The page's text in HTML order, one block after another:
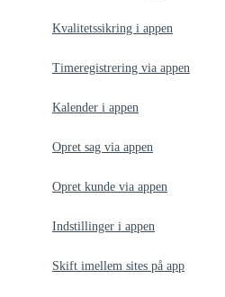
Kvalitetssikring i appen
Timeregistrering via appen
Kalender i appen
Opret sag via appen
Opret kunde via appen
Indstillinger i appen
Skift imellem sites på app​